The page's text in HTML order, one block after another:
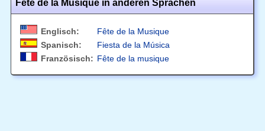
Fête de la Musique in anderen Sprachen
Englisch:
Fête de la Musique
Spanisch:
Fiesta de la Música
Französisch: Fête de la musique